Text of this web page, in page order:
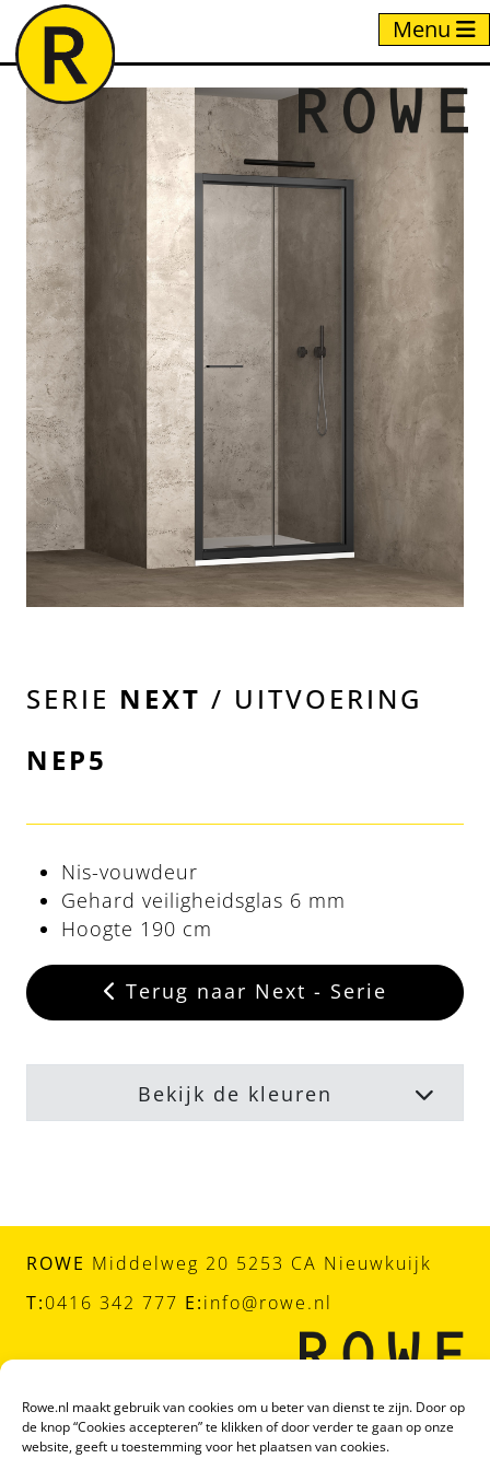
Rowe.nl maakt gebruik van cookies om u beter van dienst te zijn. Door op
de knop “Cookies accepteren” te klikken of door verder te gaan op onze
website, geeft u toestemming voor het plaatsen van cookies.
Menu
Home /
SERIE NEXT / UITVOERING
NEP5
Nis-vouwdeur
Gehard veiligheidsglas 6 mm
Hoogte 190 cm
Terug naar Next - Serie
Bekijk de kleuren
ROWE Middelweg 20 5253 CA Nieuwkuijk
T:0416 342 777 E:info@rowe.nl